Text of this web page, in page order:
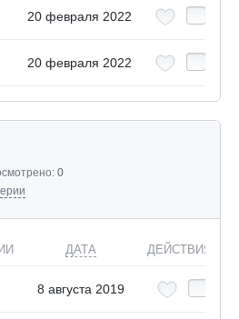
20 февраля 2022
20 февраля 2022
0
ДАТА ДЕЙСТВИЯ
8 августа 2019